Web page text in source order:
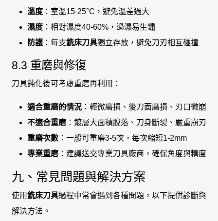
溫度 ：室溫15-25°C，避免溫差過大
濕度 ：相對濕度40-60%，過濕易生鏽
防護 ：每支銑床刀具獨立存放，避免刀刃相互碰撞
8.3 重磨與修復
刀具鈍化後可考慮重磨再利用：
適合重磨的情況 ：輕微磨損、後刀面磨損、刃口微崩
不適合重磨 ：鍍層大面積脫落、刀身斷裂、嚴重崩刃
重磨次數 ：一般可重磨3-5次，每次縮短1-2mm
專業重磨 ：建議送交專業刀具廠商，確保角度與精度
九、常見問題與解決方案
使用銑床刀具過程中常會遇到各種問題，以下提供診斷與
解決方法。